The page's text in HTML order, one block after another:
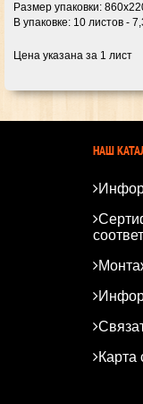
Размер упаковки:
В упаковке: 10 листов -
Цена указана за 1 лист
НАШ
Карта